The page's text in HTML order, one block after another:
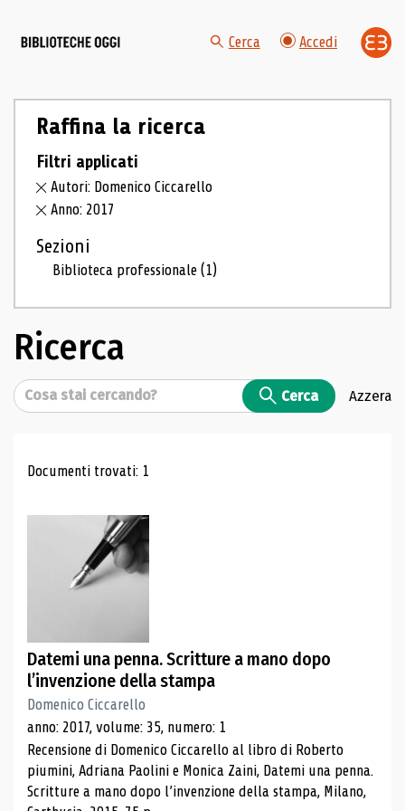
Cerca Accedi
Raffina la ricerca
Filtri applicati
Autori: Domenico Ciccarello
Anno: 2017
Sezioni
Biblioteca professionale(1)
Ricerca
Cerca Cerca Azzera
Risultati di ricerca
Documenti trovati: 1
Datemi una penna. Scritture a mano dopo
l’invenzione della stampa
Domenico Ciccarello
anno: 2017, volume: 35, numero: 1
Recensione di Domenico Ciccarello al libro di Roberto
piumini, Adriana Paolini e Monica Zaini, Datemi una penna.
Scritture a mano dopo l’invenzione della stampa, Milano,